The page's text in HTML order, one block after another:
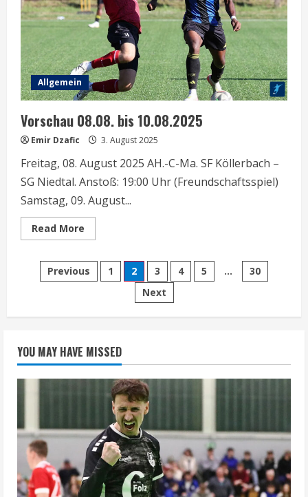
Allgemein
Vorschau 08.08. bis 10.08.2025
Emir Dzafic 3. August 2025
Freitag, 08. August 2025 AH.-C-Ma. SF Köllerbach –
SG Niedtal. Anstoß: 19:00 Uhr (Freundschaftsspiel)
Samstag, 09. August...
Read More
more
08.08.
bis
10.08.2025
Seitennummerierung
Previous 1 2 3 4 5 …
30
Next
YOU MAY HAVE MISSED